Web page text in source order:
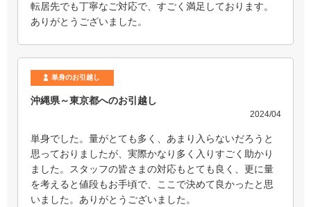
転居先でも丁寧なご対応で、すごく満足しております。
ありがとうございました。
単身のお引越し
沖縄県～東京都へのお引越し
2024/04
単身でした。量がとても多く、あまり入らないだろうと
思っておりましたが、実際かなり多く入りすごく助かり
ました。スタッフの皆さまの対応もとても良く、更に量
を考えると値段もお手頃で、ここで決めて良かったと思
いました。ありがとうございました。